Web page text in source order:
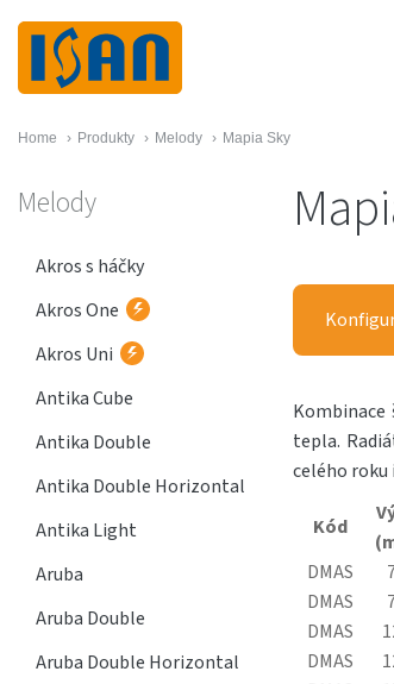
Home › Produkty › Melody › Mapia Sky
Melody
Akros s háčky
Akros One
Akros Uni
Antika Cube
Antika Double
Antika Double Horizontal
Antika Light
Aruba
Aruba Double
Aruba Double Horizontal
tepla.
celého
Kód
DMAS
DMAS
DMAS
DMAS